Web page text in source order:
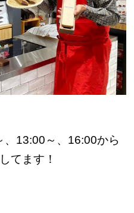
13:00～、16:00から
てます！